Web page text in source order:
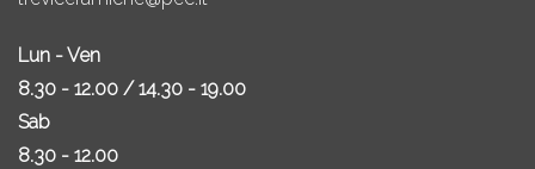
Lun - Ven
8.30 - 12.00 / 14.30 - 19.00
Sab
8.30 - 12.00